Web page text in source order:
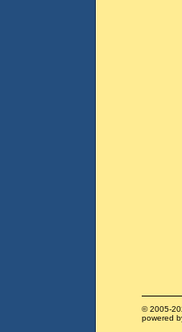
© 2005-
powered